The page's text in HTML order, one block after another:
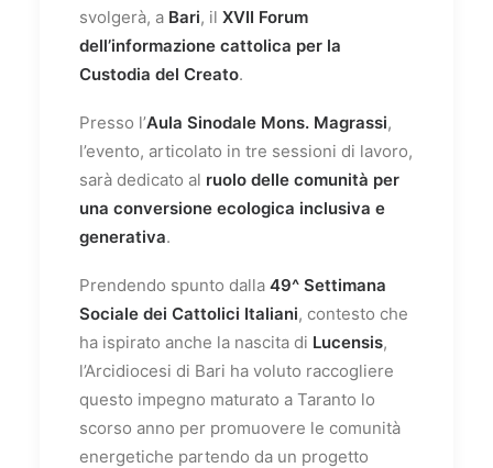
svolgerà, a Bari, il XVII Forum
dell’informazione cattolica per la
Custodia del Creato.
Presso l’Aula Sinodale Mons. Magrassi,
l’evento, articolato in tre sessioni di lavoro,
sarà dedicato al ruolo delle comunità per
una conversione ecologica inclusiva e
generativa.
Prendendo spunto dalla 49^ Settimana
Sociale dei Cattolici Italiani, contesto che
ha ispirato anche la nascita di Lucensis,
l’Arcidiocesi di Bari ha voluto raccogliere
questo impegno maturato a Taranto lo
scorso anno per promuovere le comunità
energetiche partendo da un progetto